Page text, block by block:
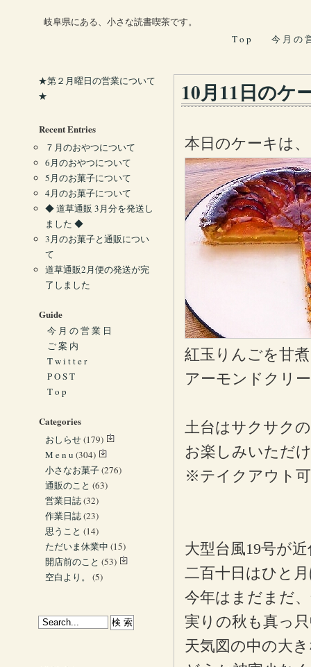
岐阜県にある、小さな読書喫茶です。
T o p
今 月 の
10月11日のケ
本日のケーキは
紅玉りんごを甘
アーモンドクリ
土台はサクサク
お楽しみいただ
※テイクアウト
大型台風19号が
二百十日はひと
今年はまだまだ
実りの秋も真っ
天気図の中の大
★第２月曜日の営業について
★
Recent Entries
７月のおやつについて
6月のおやつについて
5月のお菓子について
4月のお菓子について
◆ 道草通販 3月分を発送し
ました ◆
3月のお菓子と通販につい
て
道草通販2月便の発送が完
了しました
Guide
今 月 の 営 業 日
ご 案 内
T w i t t e r
P O S T
T o p
Categories
おしらせ(179)
M e n u (304)
小さなお菓子(276)
通販のこと (63)
営業日誌(32)
作業日誌(23)
思うこと (14)
ただいま休業中 (15)
開店前のこと (53)
空白より。
(5)